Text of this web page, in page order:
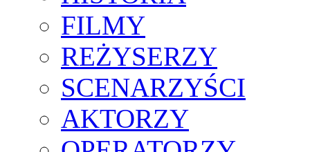
FILMY
REŻYSERZY
SCENARZYŚCI
AKTORZY